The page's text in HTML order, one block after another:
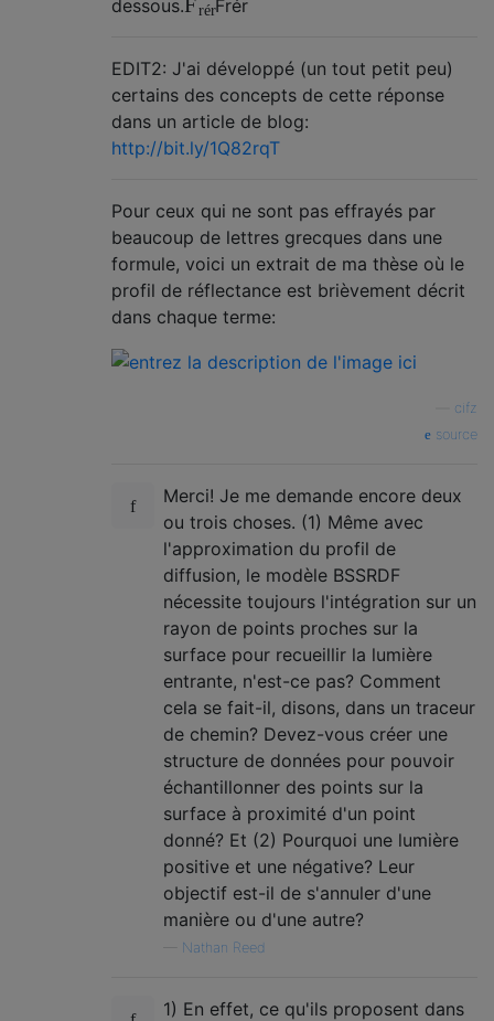
dessous.FrérFrér
EDIT2: J'ai développé (un tout petit peu)
certains des concepts de cette réponse
dans un article de blog:
http://bit.ly/1Q82rqT
Pour ceux qui ne sont pas effrayés par
beaucoup de lettres grecques dans une
formule, voici un extrait de ma thèse où le
profil de réflectance est brièvement décrit
dans chaque terme:
cifz
source
Merci! Je me demande encore deux
ou trois choses. (1) Même avec
l'approximation du profil de
diffusion, le modèle BSSRDF
nécessite toujours l'intégration sur un
rayon de points proches sur la
surface pour recueillir la lumière
entrante, n'est-ce pas? Comment
cela se fait-il, disons, dans un traceur
de chemin? Devez-vous créer une
structure de données pour pouvoir
échantillonner des points sur la
surface à proximité d'un point
donné? Et (2) Pourquoi une lumière
positive et une négative? Leur
objectif est-il de s'annuler d'une
manière ou d'une autre?
Nathan Reed
1) En effet, ce qu'ils proposent dans